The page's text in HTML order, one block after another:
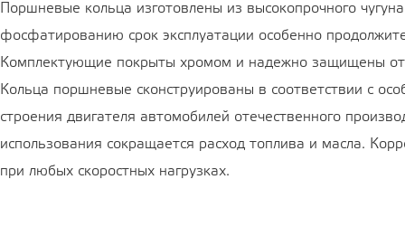
Поршневые кольца изготовлены из высокопрочного
фосфатированию срок эксплуатации особенно
Комплектующие покрыты хромом и надежно защищены от
Кольца поршневые сконструированы в соответствии с
строения двигателя автомобилей отечественного
использования сокращается расход топлива и масла.
при любых скоростных нагрузках.